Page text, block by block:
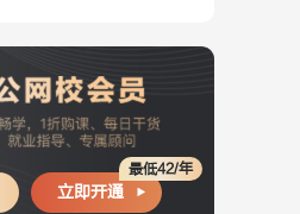
立即开通
最低42/年